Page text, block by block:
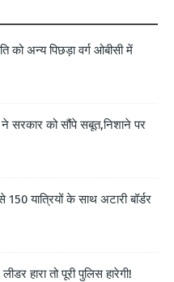
को अन्य पिछड़ा वर्ग ओबीसी में
सरकार को सौंपे सबूत,निशाने पर
150 यात्रियों के साथ अटारी बॉर्डर
हारा तो पूरी पुलिस हारेगी!